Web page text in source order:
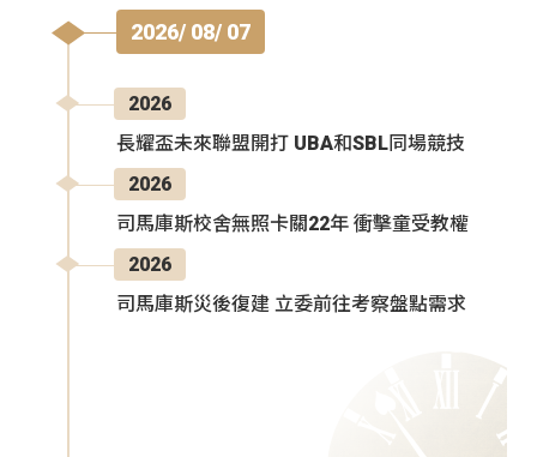
2026/ 08/ 07
2026
長耀盃未來聯盟開打 UBA和SBL同場競技
2026
司馬庫斯校舍無照卡關22年 衝擊童受教權
2026
司馬庫斯災後復建 立委前往考察盤點需求